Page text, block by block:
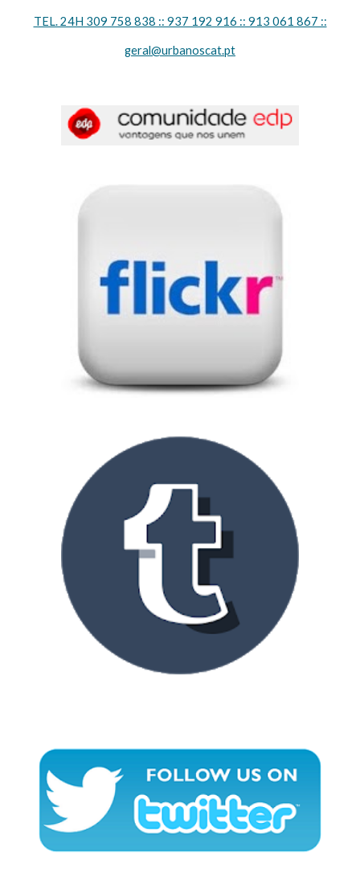
TEL. 24H 309 758 838 :: 937 192 916 :: 913 061 867 ::
geral@urbanoscat.pt